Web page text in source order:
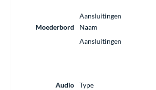
Aansluitingen
Moederbord
Naam
Aansluitingen
Audio
Type